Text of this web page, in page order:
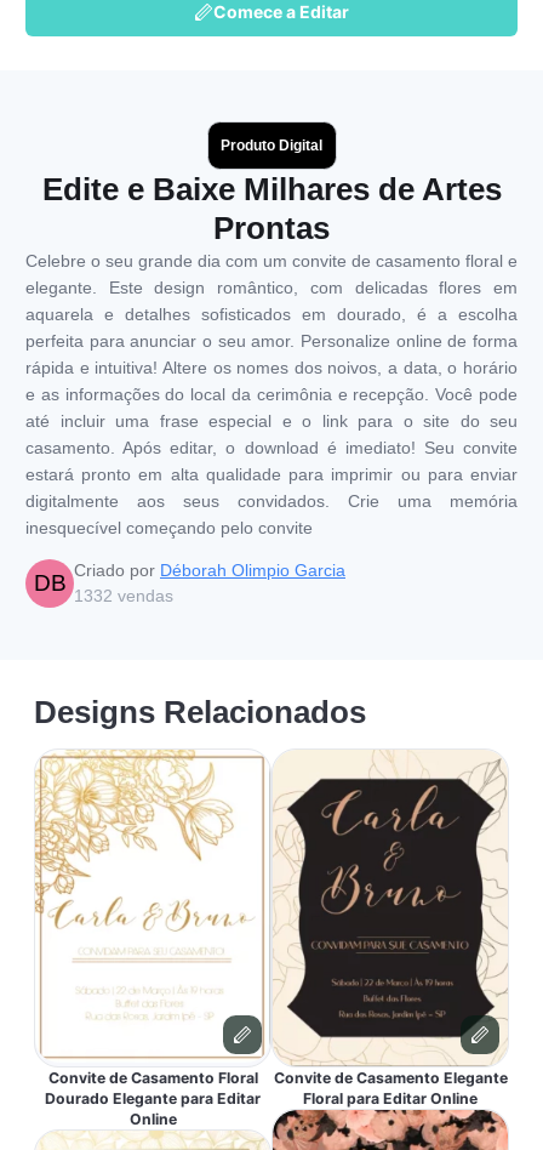
Comece a Editar
Produto Digital
Edite e Baixe Milhares de Artes
Prontas
Celebre o seu grande dia com um convite de casamento floral e
elegante. Este design romântico, com delicadas flores em
aquarela e detalhes sofisticados em dourado, é a escolha
perfeita para anunciar o seu amor. Personalize online de forma
rápida e intuitiva! Altere os nomes dos noivos, a data, o horário
e as informações do local da cerimônia e recepção. Você pode
até incluir uma frase especial e o link para o site do seu
casamento. Após editar, o download é imediato! Seu convite
estará pronto em alta qualidade para imprimir ou para enviar
digitalmente aos seus convidados. Crie uma memória
inesquecível começando pelo convite
DB Criado por Déborah Olimpio Garcia
1332 vendas
Designs Relacionados
Convite de Casamento Floral
Dourado Elegante para Editar
Online
Convite de Casamento Elegante
Floral para Editar Online